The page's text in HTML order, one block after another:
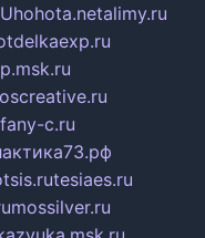
hohota.netalimy.ru
c.ru
tesiaes.ru
mossilver.ru